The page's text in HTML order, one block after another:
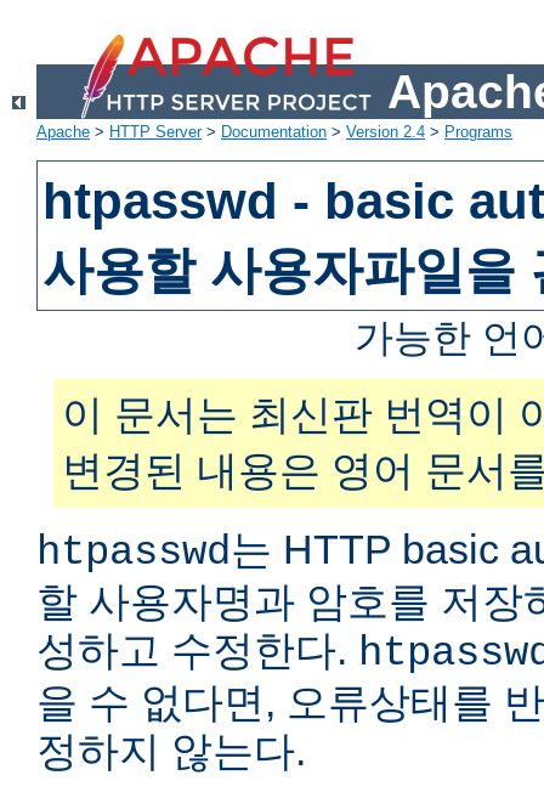
Apache > HTTP Server> Documentation > Version 2.4 > Programs
htpasswd - basic
사용할 사용자파일을
가능한 언
이 문서는 최신판 번역이
변경된 내용은 영어 문서
htpasswd는 HTTP basic
할 사용자명과 암호를 저장
성하고 수정한다.
을 수 없다면, 오류상태를
정하지 않는다.